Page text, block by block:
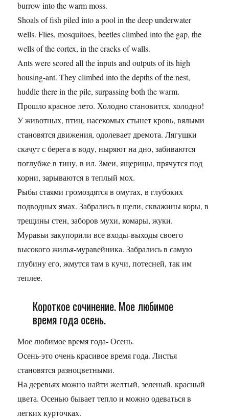
burrow into the warm moss.
Shoals of fish piled into a pool in the deep underwater
wells. Flies, mosquitoes, beetles climbed into the gap, the
wells of the cortex, in the cracks of walls.
Ants were scored all the inputs and outputs of its high
housing-ant. They climbed into the depths of the nest,
huddle there in the pile, surpassing both the warm.
Прошло красное лето. Холодно становится, холодно!
У животных, птиц, насекомых стынет кровь, вялыми
становятся движения, одолевает дремота. Лягушки
скачут с берега в воду, ныряют на дно, забиваются
поглубже в тину, в ил. Змеи, ящерицы, прячутся под
корни, зарываются в теплый мох.
Рыбы стаями громоздятся в омутах, в глубоких
подводных ямах. Забрались в щели, скважины коры, в
трещины стен, заборов мухи, комары, жуки.
Муравьи закупорили все входы-выходы своего
высокого жилья-муравейника. Забрались в самую
глубину его, жмутся там в кучи, потесней, так им
теплее.
Короткое сочинение. Мое любимое
время года осень.
Мое любимое время года- Осень.
Осень-это очень красивое время года. Листья
становятся разноцветными.
На деревьях можно найти желтый, зеленый, красный
цвета. Осенью бывает тепло и можно одеваться в
легких курточках.